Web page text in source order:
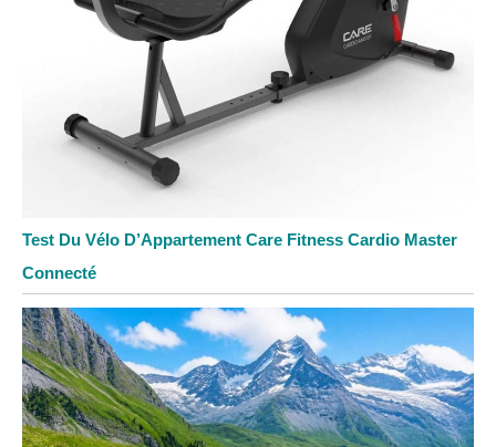
Test Du Vélo D’Appartement Care Fitness Cardio Master
Connecté